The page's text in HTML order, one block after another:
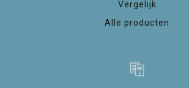
Vergelijk
Alle producten